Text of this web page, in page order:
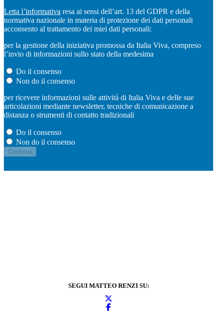
Letta l’informativa resa ai sensi dell’art. 13 del GDPR e della
normativa nazionale in materia di protezione dei dati personali
acconsento al trattamento dei miei dati personali:
per la gestione della iniziativa promossa da Italia Viva, compreso
l’invio di informazioni sullo stato della medesima
Do il consenso
Non do il consenso
per ricevere informazioni sulle attività di Italia Viva e delle sue
articolazioni mediante newsletter, tecniche di comunicazione a
distanza o strumenti di contatto tradizionali
Do il consenso
Non do il consenso
SEGUI MATTEO RENZI SU: